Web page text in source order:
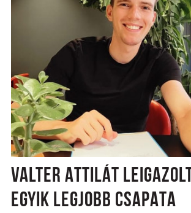
VALTER ATTILÁT
EGYIK LEGJOBB CSAPATA